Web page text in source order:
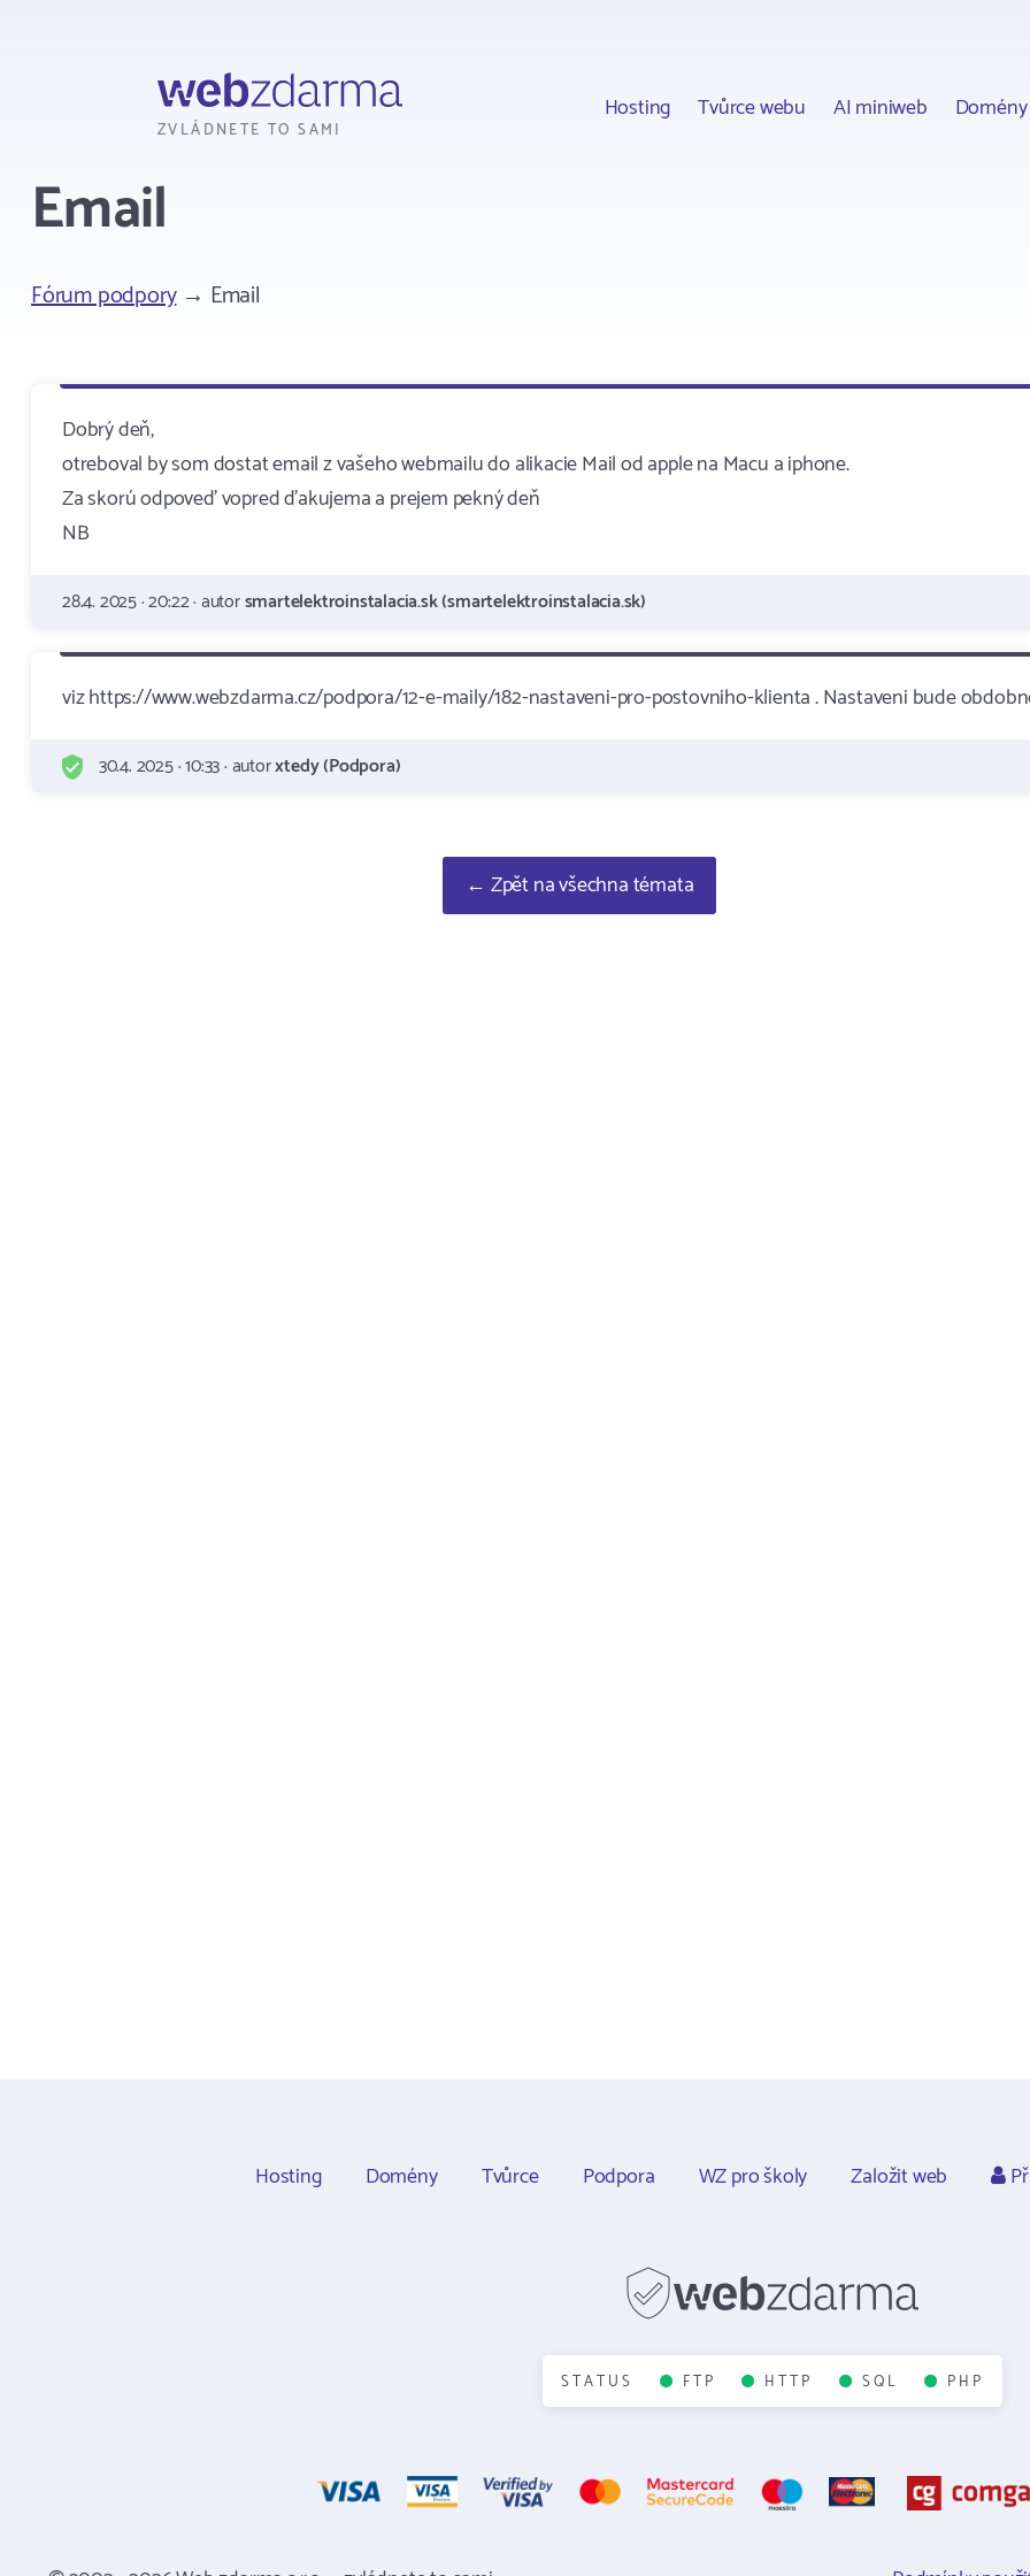
ZVLÁDNETE TO SAMI
Hosting Tvůrce webu AI miniweb Domény
Email
Fórum podpory→ Email
Dobrý deň,
otreboval by som dostat email z vašeho webmailu do alikacie Mail od apple na Macu a iphone.
Za skorú odpoveď vopred ďakujema a prejem pekný deň
NB
28.4. 2025 · 20:22 · autorsmartelektroinstalacia.sk (smartelektroinstalacia.sk)
viz https://www.webzdarma.cz/podpora/12-e-maily/182-nastaveni-pro-postovniho-klienta . Nastaveni bude
30.4. 2025 · 10:33 · autorxtedy (Podpora)
← Zpět na všechna témata
Hosting Domény Tvůrce Podpora WZ pro školy Založit web
STATUS FTP HTTP SQL PHP